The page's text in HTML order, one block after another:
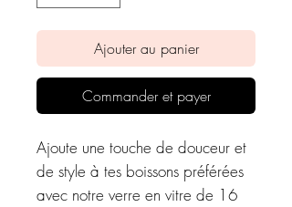
Ajouter au panier
Commander et payer
Ajoute une touche de douceur et
de style à tes boissons préférées
avec notre verre en vitre de 16